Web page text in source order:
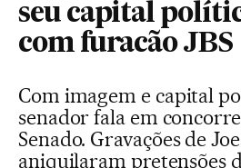
seu capital
com furacão JBS
Com imagem e capital
senador fala em
Senado. Gravações de
aniquilaram pretensões